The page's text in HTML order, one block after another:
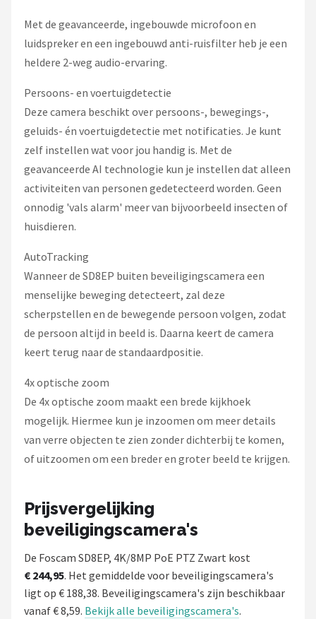
Met de geavanceerde, ingebouwde microfoon en
luidspreker en een ingebouwd anti-ruisfilter heb je een
heldere 2-weg audio-ervaring.
Persoons- en voertuigdetectie
Deze camera beschikt over persoons-, bewegings-,
geluids- én voertuigdetectie met notificaties. Je kunt
zelf instellen wat voor jou handig is. Met de
geavanceerde AI technologie kun je instellen dat alleen
activiteiten van personen gedetecteerd worden. Geen
onnodig 'vals alarm' meer van bijvoorbeeld insecten of
huisdieren.
AutoTracking
Wanneer de SD8EP buiten beveiligingscamera een
menselijke beweging detecteert, zal deze
scherpstellen en de bewegende persoon volgen, zodat
de persoon altijd in beeld is. Daarna keert de camera
keert terug naar de standaardpositie.
4x optische zoom
De 4x optische zoom maakt een brede kijkhoek
mogelijk. Hiermee kun je inzoomen om meer details
van verre objecten te zien zonder dichterbij te komen,
of uitzoomen om een ​​breder en groter beeld te krijgen.
Prijsvergelijking
beveiligingscamera's
De Foscam SD8EP, 4K/8MP PoE PTZ Zwart kost
€ 244,95. Het gemiddelde voor beveiligingscamera's
ligt op € 188,38. Beveiligingscamera's zijn beschikbaar
vanaf € 8,59. Bekijk alle beveiligingscamera's.